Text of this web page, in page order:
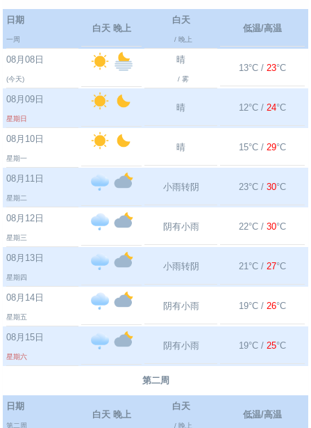
日期
一周
白天 晚上
白天
/ 晚上
低温/高温
08月08日
(今天)
晴
/ 雾
13°C / 23°C
08月09日
星期日
晴 12°C / 24°C
08月10日
星期一
晴 15°C / 29°C
08月11日
星期二
小雨转阴 23°C / 30°C
08月12日
星期三
阴有小雨 22°C / 30°C
08月13日
星期四
小雨转阴 21°C / 27°C
08月14日
星期五
阴有小雨 19°C / 26°C
08月15日
星期六
阴有小雨 19°C / 25°C
第二周
日期
第二周
白天 晚上
白天
/ 晚上
低温/高温